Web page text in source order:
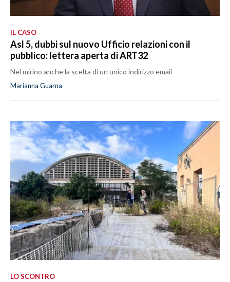
IL CASO
Asl 5, dubbi sul nuovo Ufficio relazioni con il
pubblico: lettera aperta di ART32
Nel mirino anche la scelta di un unico indirizzo email
Marianna Guarna
LO SCONTRO